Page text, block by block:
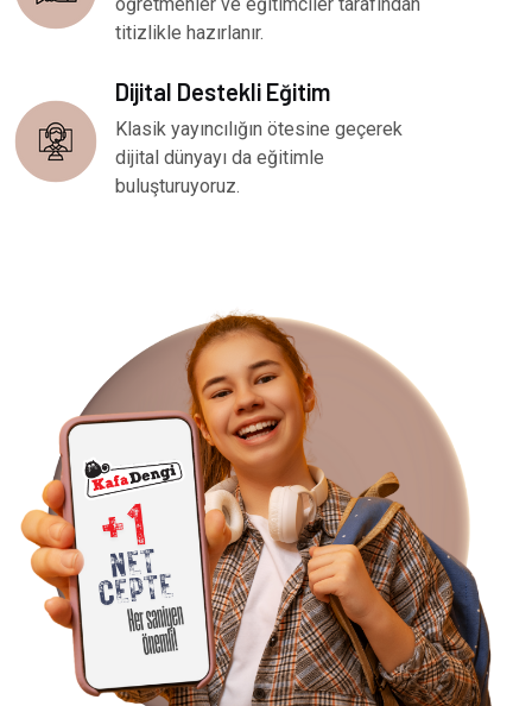
titizlikle hazırlanır.
Dijital Destekli Eğitim
Klasik yayıncılığın ötesine geçerek
dijital dünyayı da eğitimle
buluşturuyoruz.